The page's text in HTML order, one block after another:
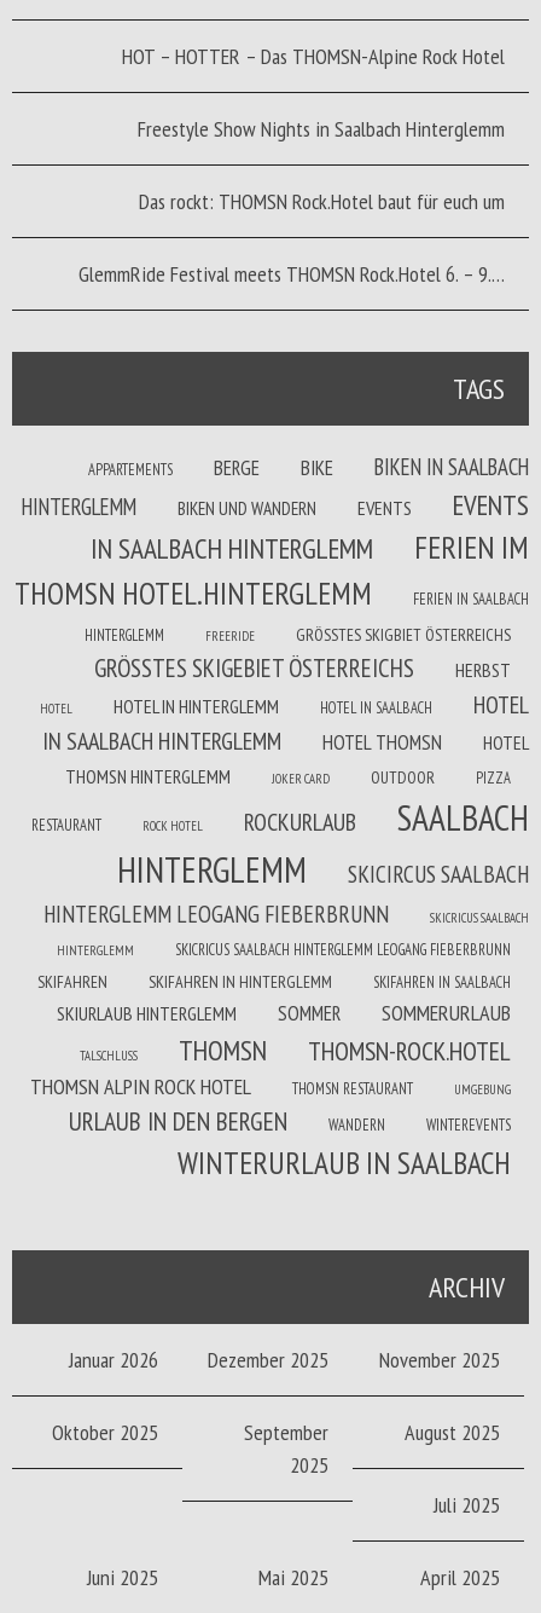
HOT – HOTTER – Das THOMSN-Alpine Rock Hotel
Freestyle Show Nights in Saalbach Hinterglemm
Das rockt: THOMSN Rock.Hotel baut für euch um
GlemmRide Festival meets THOMSN Rock.Hotel 6. – 9.…
TAGS
APPARTEMENTS BERGE BIKE
BIKEN IN SAALBACH
HINTERGLEMM
BIKEN UND WANDERN EVENTS
EVENTS
IN SAALBACH HINTERGLEMM
FERIEN IM
THOMSN HOTEL.HINTERGLEMM
FERIEN IN SAALBACH
HINTERGLEMM
FREERIDE GRÖSSTES SKIGBIET ÖSTERREICHS
GRÖSSTES SKIGEBIET ÖSTERREICHS HERBST
HOTEL HOTEL IN HINTERGLEMM HOTEL IN SAALBACH
HOTEL
IN SAALBACH HINTERGLEMM
HOTEL THOMSN
HOTEL
THOMSN HINTERGLEMM
JOKER CARD OUTDOOR PIZZA
RESTAURANT ROCK HOTEL ROCKURLAUB
SAALBACH
HINTERGLEMM
SKICIRCUS SAALBACH
HINTERGLEMM LEOGANG FIEBERBRUNN
SKICRICUS SAALBACH
HINTERGLEMM
SKICRICUS SAALBACH HINTERGLEMM LEOGANG FIEBERBRUNN
SKIFAHREN SKIFAHREN IN HINTERGLEMM SKIFAHREN IN SAALBACH
SKIURLAUB HINTERGLEMM SOMMER SOMMERURLAUB
TALSCHLUSS THOMSN THOMSN-ROCK.HOTEL
THOMSN ALPIN ROCK HOTEL THOMSN RESTAURANT UMGEBUNG
URLAUB IN DEN BERGEN WANDERN WINTEREVENTS
WINTERURLAUB IN SAALBACH
ARCHIV
Januar 2026 Dezember 2025 November 2025
Oktober 2025
September
2025
August 2025
Juli 2025
Juni 2025 Mai 2025 April 2025